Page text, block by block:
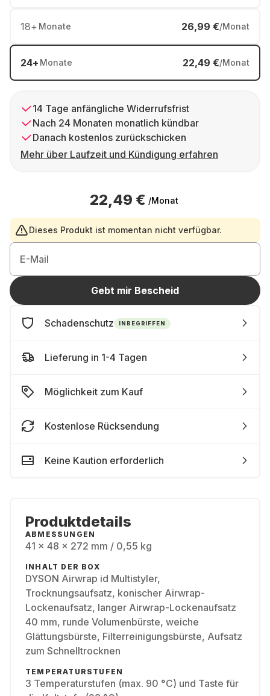
18+ Monate 26,99 €/Monat
24+ Monate 22,49 €/Monat
14 Tage anfängliche Widerrufsfrist
Nach 24 Monaten monatlich kündbar
Danach kostenlos zurückschicken
Mehr über Laufzeit und Kündigung erfahren
22,49 € /Monat
Dieses Produkt ist momentan nicht verfügbar.
E-Mail
Gebt mir Bescheid
Schadenschutz INBEGRIFFEN
Lieferung in 1-4 Tagen
Möglichkeit zum Kauf
Kostenlose Rücksendung
Keine Kaution erforderlich
Produktdetails
ABMESSUNGEN
41 x 48 x 272 mm / 0,55 kg
INHALT DER BOX
DYSON Airwrap id Multistyler,
Trocknungsaufsatz, konischer Airwrap-
Lockenaufsatz, langer Airwrap-Lockenaufsatz
40 mm, runde Volumenbürste, weiche
Glättungsbürste, Filterreinigungsbürste, Aufsatz
zum Schnelltrocknen
TEMPERATURSTUFEN
3 Temperaturstufen (max. 90 °C) und Taste für